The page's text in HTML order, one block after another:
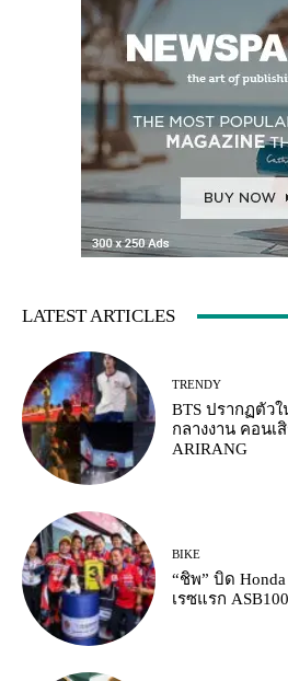
LATEST ARTICLES
TRENDY
BTS ปรากฏตัวใ
กลางงาน คอนเ
ARIRANG
BIKE
“ชิพ” บิด Honda
เรซแรก